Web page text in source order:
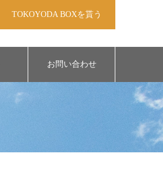
TOKOYODA BOXを貰う
お問い合わせ